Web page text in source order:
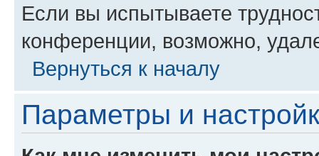
Если вы испытываете
конференции, возможно,
Вернуться к началу
Параметры и